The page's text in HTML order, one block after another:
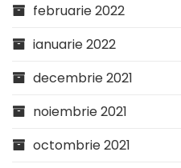
februarie 2022
ianuarie 2022
decembrie 2021
noiembrie 2021
octombrie 2021